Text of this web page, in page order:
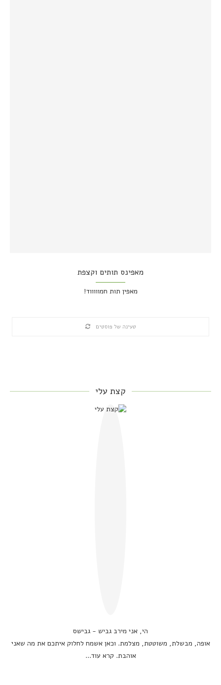
מאפינס תותים וקצפת
מאפין תות חמוווווד!
טעינה של פוסטים
קצת עלי
הי, אני מירב גביש - גבישס
אופה, מבשלת, משוטטת, מצלמת. וכאן אשמח לחלוק איתכם את מה שאני
אוהבת. קרא עוד...